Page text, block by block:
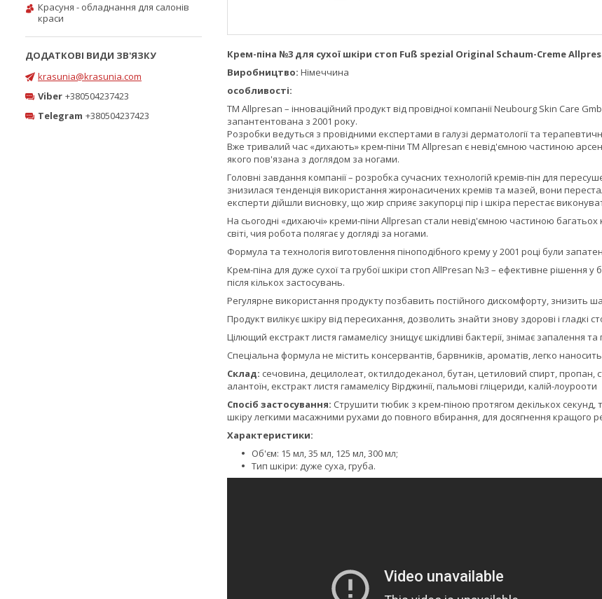
Крем-піна №3 для сухої шкіри стоп Fuß spezial Original Schaum-Creme
Виробництво: Німеччина
особливості:
TM Allpresan – інноваційний продукт від провідної компанії Neubourg Skin Care
запантентована з 2001 року.
Розробки ведуться з провідними експертами в галузі дерматології та
Вже тривалий час «дихають» крем-піни TM Allpresan є невід'ємною частиною
якого пов'язана з доглядом за ногами.
Головні завдання компанії – розробка сучасних технологій кремів-пін для
знизилася тенденція використання жиронасичених кремів та мазей, вони
експерти дійшли висновку, що жир сприяє закупорці пір і шкіра перестає
На сьогодні «дихаючі» креми-піни Allpresan стали невід'ємною частиною
світі, чия робота полягає у догляді за ногами.
Формула та технологія виготовлення піноподібного крему у 2001 році були
Крем-піна для дуже сухої та грубої шкіри стоп AllPresan №3 – ефективне рішення
після кількох застосувань.
Регулярне використання продукту позбавить постійного дискомфорту, знизить
Продукт вилікує шкіру від пересихання, дозволить знайти знову здорові і гладкі
Цілющий екстракт листя гамамелісу знищує шкідливі бактерії, знімає запалення
Спеціальна формула не містить консервантів, барвників, ароматів, легко
Склад: сечовина, децилолеат, октилдодеканол, бутан, цетиловий спирт, пропан,
алантоїн, екстракт листя гамамелісу Вірджинії, пальмові гліцериди, калій-лоурооти
Спосіб застосування: Струшити тюбик з крем-піною протягом декількох
шкіру легкими масажними рухами до повного вбирання, для досягнення кращого
Характеристики:
Об'єм: 15 мл, 35 мл, 125 мл, 300 мл;
Тип шкіри: дуже суха, груба.
Красуня - обладнання для салонів
краси
krasunia@krasunia.com
Viber +380504237423
Telegram +380504237423